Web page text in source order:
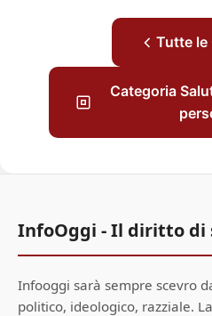
Tutte le
Categoria
InfoOggi - Il diritto di
Infooggi sarà sempre scevro
politico, ideologico, razziale.